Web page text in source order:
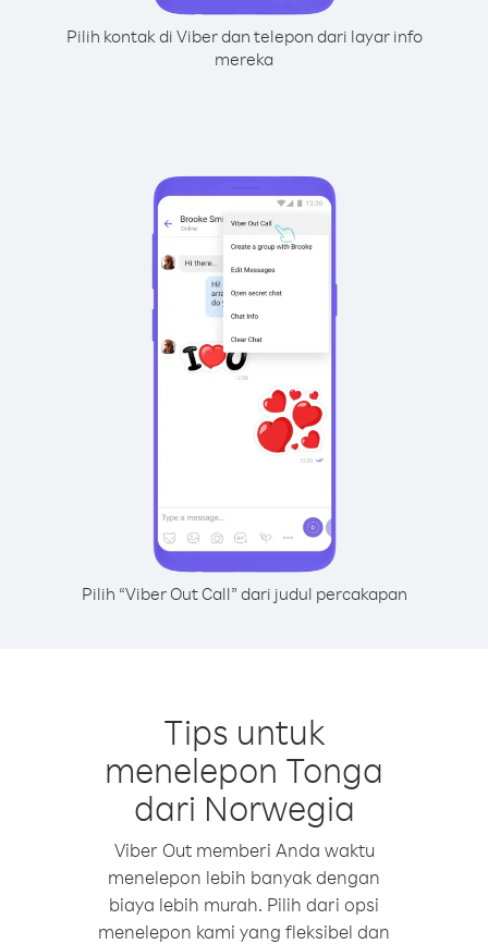
Pilih kontak di Viber dan telepon dari layar info
mereka
Pilih “Viber Out Call” dari judul percakapan
Tips untuk
menelepon Tonga
dari Norwegia
Viber Out memberi Anda waktu
menelepon lebih banyak dengan
biaya lebih murah. Pilih dari opsi
menelepon kami yang fleksibel dan